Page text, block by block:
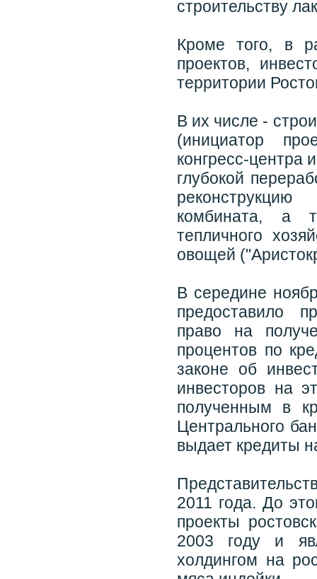
строительству
Кроме того, в
проектов,
территории
В их числе -
(инициатор
конгресс-центра
глубокой
комбината, а
тепличного
овощей
В середине
предоставило
право на
процентов по
законе об
инвесторов на
полученным в
Центрального
выдает кредиты
2011 года. До
проекты
2003 году и
холдингом на